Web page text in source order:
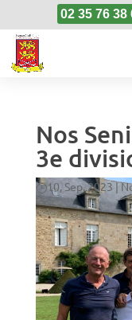
02 35 76 38
Nos
3e
10, Sep, 2023|